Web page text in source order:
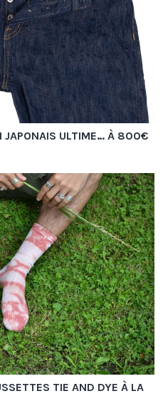
JAPONAIS ULTIME… À 800€
TIE AND DYE À LA